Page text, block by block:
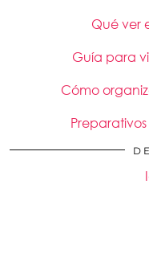
Qué ver
Guía para
Cómo